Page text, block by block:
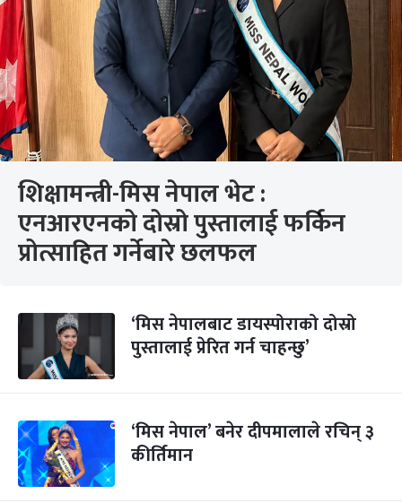
शिक्षामन्त्री-मिस नेपाल भेट :
एनआरएनको दोस्रो पुस्तालाई फर्किन
प्रोत्साहित गर्नेबारे छलफल
‘मिस नेपालबाट डायस्पोराको दोस्रो
पुस्तालाई प्रेरित गर्न चाहन्छु’
‘मिस नेपाल’ बनेर दीपमालाले रचिन् ३
कीर्तिमान